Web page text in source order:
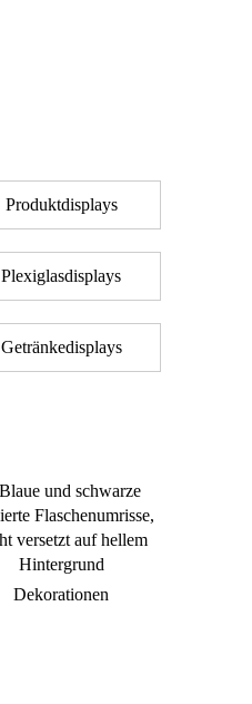
Produktdisplays
Plexiglasdisplays
Getränkedisplays
Dekorationen